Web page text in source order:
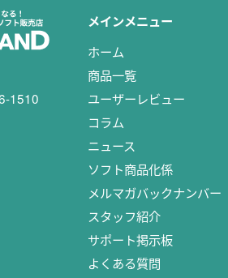
1510
メインメニュー
ホーム
商品一覧
ユーザーレビュー
コラム
ニュース
ソフト商品化係
メルマガバックナンバー
スタッフ紹介
サポート掲示板
よくある質問